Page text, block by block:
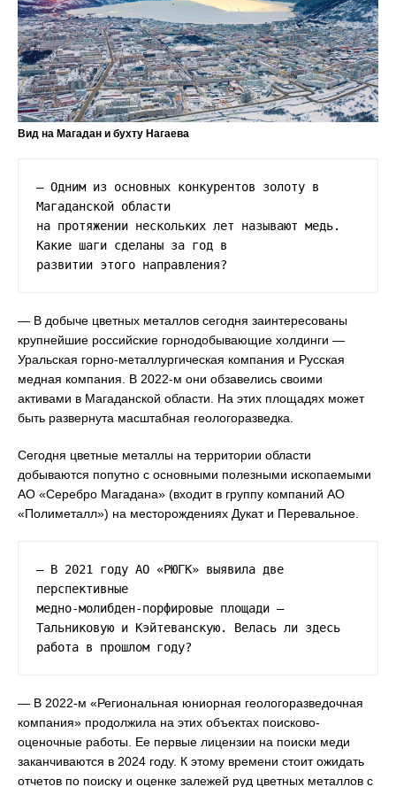
Вид на Магадан и бухту Нагаева
— Одним из основных конкурентов золоту в
Магаданской области
на протяжении нескольких лет называют медь.
Какие шаги сделаны за год в
развитии этого направления?
— В добыче цветных металлов сегодня заинтересованы
крупнейшие российские горнодобывающие холдинги —
Уральская горно-металлургическая компания и Русская
медная компания. В 2022-м они обзавелись своими
активами в Магаданской области. На этих площадях может
быть развернута масштабная геологоразведка.
Сегодня цветные металлы на территории области
добываются попутно с основными полезными ископаемыми
АО «Серебро Магадана» (входит в группу компаний АО
«Полиметалл») на месторождениях Дукат и Перевальное.
— В 2021 году АО «РЮГК» выявила две
перспективные
медно-молибден-порфировые площади —
Тальниковую и Кэйтеванскую. Велась ли здесь
работа в прошлом году?
— В 2022-м «Региональная юниорная геологоразведочная
компания» продолжила на этих объектах поисково-
оценочные работы. Ее первые лицензии на поиски меди
заканчиваются в 2024 году. К этому времени стоит ожидать
отчетов по поиску и оценке залежей руд цветных металлов с